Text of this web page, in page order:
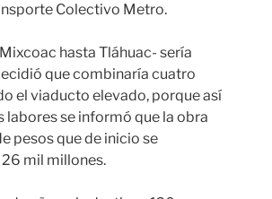
Colectivo Metro.
hasta Tláhuac- sería
que combinaría cuatro
el viaducto elevado, porque así
labores se informó que la obra
pesos que de inicio se
mil millones.